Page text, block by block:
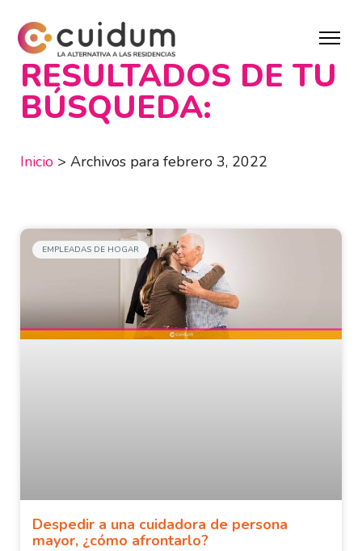
RESULTADOS DE TU
BÚSQUEDA:
Inicio > Archivos para febrero 3, 2022
EMPLEADAS DE HOGAR
Despedir a una cuidadora de persona
mayor, ¿cómo afrontarlo?